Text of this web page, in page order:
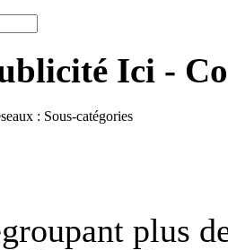
Ici -
: Sous-catégories
plus